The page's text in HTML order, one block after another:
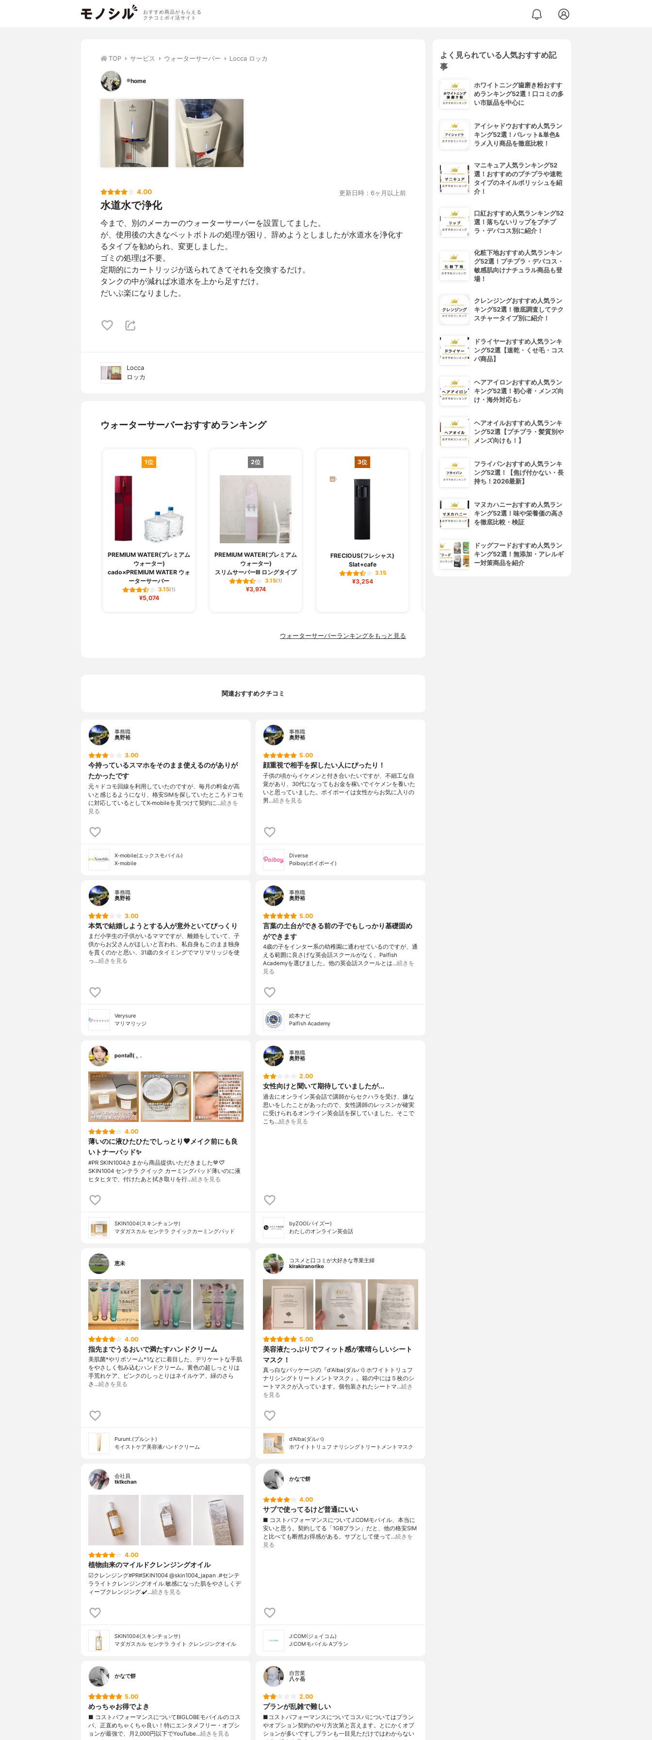
おすすめ商品がもらえる
クチコミポイ活サイト
TOP サービス ウォーターサーバー Locca ロッカ
®️home
4.00 更新日時：6ヶ月以上前
水道水で浄化
今まで、別のメーカーのウォーターサーバーを設置してました。
が、使用後の大きなペットボトルの処理が困り、辞めようとしましたが水道水を浄化す
るタイプを勧められ、変更しました。
ゴミの処理は不要。
定期的にカートリッジが送られてきてそれを交換するだけ。
タンクの中が減れば水道水を上から足すだけ。
だいぶ楽になりました。
Locca
ロッカ
ウォーターサーバーおすすめランキング
1位
PREMIUM WATER(プレミアム
ウォーター)
cado×PREMIUM WATER ウォ
ーターサーバー
3.15(1)
¥5,074
2位
PREMIUM WATER(プレミアム
ウォーター)
スリムサーバーIII ロングタイプ
3.15(1)
¥3,974
3位
FRECIOUS(フレシャス)
Slat+cafe
3.15
¥3,254
FRECIOUS(フレシャス)
SIPHON+ ショートタイプ
FRECIOUS(フレシャス)
ウォーターサーバーランキングをもっと見る
関連おすすめクチコミ
事務職
奥野裕
3.00
今持っているスマホをそのまま使えるのがありが
たかったです
元々ドコモ回線を利用していたのですが、毎月の料金が高
いと感じるようになり、格安SIMを探していたところドコモ
に対応しているとしてX-mobileを見つけて契約に…続きを
見る
X-mobile(エックスモバイル)
X-mobile
事務職
奥野裕
5.00
顔重視で相手を探したい人にぴったり！
子供の頃からイケメンと付き合いたいですが、不細工な自
覚があり、30代になってもお金を稼いでイケメンを養いた
いと思っていました。ポイボーイは女性からお気に入りの
男…続きを見る
Diverse
Poiboy(ポイボーイ)
事務職
奥野裕
3.00
本気で結婚しようとする人が意外といてびっくり
まだ小学生の子供がいるママですが、離婚をしていて、子
供からお父さんがほしいと言われ、私自身もこのまま独身
を貫くのかと思い、31歳のタイミングでマリマリッジを使
っ…続きを見る
Verysure
マリマリッジ
事務職
奥野裕
5.00
言葉の土台ができる前の子でもしっかり基礎固め
ができます
4歳の子をインター系の幼稚園に通わせているのですが、通
える範囲に良さげな英会話スクールがなく、Palfish
Academyを選びました。他の英会話スクールとは…続きを
見る
絵本ナビ
Palfish Academy
pontaჱ̒( . ̫ .
4.00
薄いのに液ひたひたでしっとり🤎メイク前にも良
いトナーパッド✨️
#PR SKIN1004さまから商品提供いただきました🤎♡⃛
SKIN1004 センテラ クイック カーミングパッド薄いのに液
ヒタヒタで、付けたあと拭き取りを行…続きを見る
SKIN1004(スキンチョンサ)
マダガスカル センテラ クイックカーミングパッド
事務職
奥野裕
2.00
女性向けと聞いて期待していましたが...
過去にオンライン英会話で講師からセクハラを受け、嫌な
思いをしたことがあったので、女性講師のレッスンが確実
に受けられるオンライン英会話を探していました。そこで
こち…続きを見る
byZOO(バイズー)
わたしのオンライン英会話
恵未
4.00
指先までうるおいで満たすハンドクリーム
美肌菌*やリポソーム*1などに着目した、デリケートな手肌
をやさしく包み込むハンドクリーム。黄色の超しっとりは
手荒れケア、ピンクのしっとりはネイルケア、緑のさら
さ…続きを見る
Purunt.(プルント)
モイストケア美容液ハンドクリーム
コスメと口コミが大好きな専業主婦
kirakiranoriko
5.00
美容液たっぷりでフィット感が素晴らしいシート
マスク！
真っ白なパッケージの『d'Alba(ダルバ) ホワイトトリュフ
ナリシングトリートメントマスク』。箱の中には５枚のシ
ートマスクが入っています。個包装されたシートマ…続き
を見る
d'Alba(ダルバ)
ホワイトトリュフ ナリシングトリートメントマスク
会社員
tktkchan
4.00
植物由来のマイルドクレンジングオイル
☑クレンジング#PR#SKIN1004 @skin1004_japan .#センテ
ラライトクレンジングオイル.敏感になった肌をやさしくデ
ィープクレンジング.✔️…続きを見る
SKIN1004(スキンチョンサ)
マダガスカル センテラ ライト クレンジングオイル
かなで餅
4.00
サブで使ってるけど普通にいい
■ コストパフォーマンスについてJ:COMモバイル、本当に
安いと思う。契約してる「1GBプラン」だと、他の格安SIM
と比べても断然お得感がある。サブとして使って…続きを
見る
J:COM(ジェイコム)
J:COMモバイル Aプラン
かなで餅
5.00
めっちゃお得でよき
■ コストパフォーマンスについてBIGLOBEモバイルのコス
パ、正直めちゃくちゃ良い！特にエンタメフリー・オプシ
ョンが最強で、月2,000円以下でYouTube…続きを見る
自営業
八ヶ岳
2.00
プランが乱雑で難しい
■コストパフォーマンスについてコスパについてはプラン
やオプション契約のやり方次第と言えます。とにかくオプ
ションが多いですしプランも一目見ただけではわからない
よく見られている人気おすすめ記
事
ホワイトニング歯磨き粉おすす
めランキング52選！口コミの多
い市販品を中心に
アイシャドウおすすめ人気ラン
キング52選！パレット&単色&
ラメ入り商品を徹底比較！
マニキュア人気ランキング52
選！おすすめのプチプラや速乾
タイプのネイルポリッシュを紹
介！
口紅おすすめ人気ランキング52
選！落ちないリップをプチプ
ラ・デパコス別に紹介！
化粧下地おすすめ人気ランキン
グ52選！プチプラ・デパコス・
敏感肌向けナチュラル商品も登
場！
クレンジングおすすめ人気ラン
キング52選！徹底調査してテク
スチャータイプ別に紹介！
ドライヤーおすすめ人気ランキ
ング52選【速乾・くせ毛・コス
パ商品】
ヘアアイロンおすすめ人気ラン
キング52選！初心者・メンズ向
け・海外対応も♪
ヘアオイルおすすめ人気ランキ
ング52選【プチプラ・髪質別や
メンズ向けも！】
フライパンおすすめ人気ランキ
ング52選！【焦げ付かない・長
持ち！2026最新】
マヌカハニーおすすめ人気ラン
キング52選！味や栄養価の高さ
を徹底比較・検証
ドッグフードおすすめ人気ラン
キング52選！無添加・アレルギ
ー対策商品を紹介